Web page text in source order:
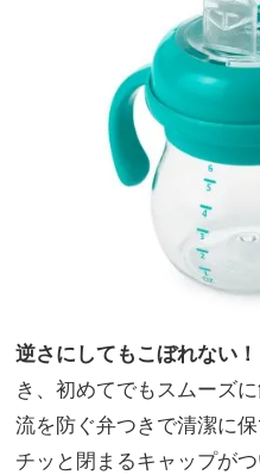
逆さにしてもこぼれない！
き、初めてでもスムーズ
流を防ぐ弁つきで清潔に
チッと閉まるキャップが